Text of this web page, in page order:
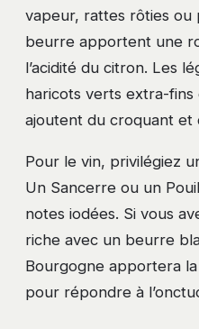
vapeur, rattes rôties ou
beurre apportent une
l’acidité du citron. Les
haricots verts extra-
ajoutent du croquant et
Pour le vin, privilégiez
Un Sancerre ou un
notes iodées. Si vous
riche avec un beurre
Bourgogne apportera
pour répondre à